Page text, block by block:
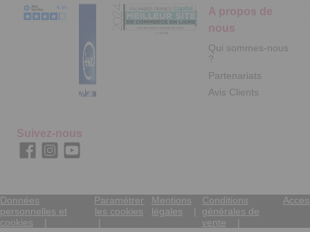
A propos de
nous
Qui sommes-nous
?
Partenariats
Avis Clients
Suivez-nous
Données
personnelles et
cookies
Paramétrer
les cookies
Mentions
légales
Conditions
générales de
vente